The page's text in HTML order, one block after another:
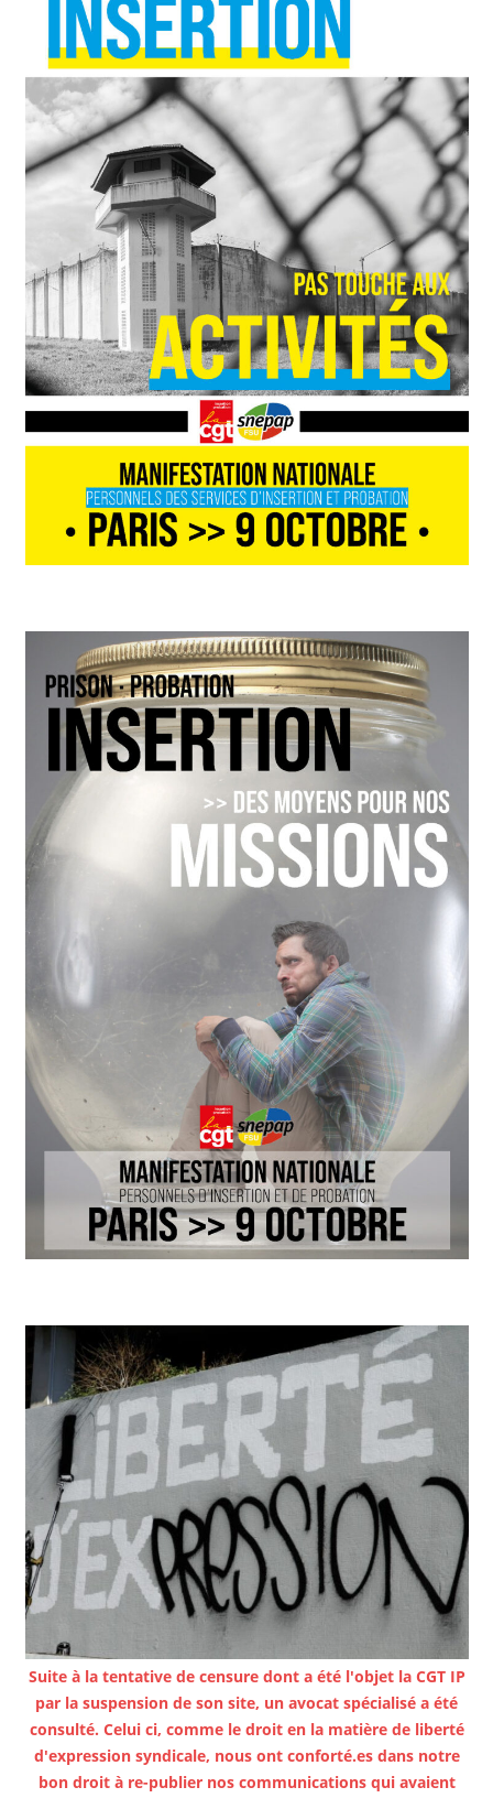
Suite à la tentative de censure dont a été l'objet la CGT IP
par la suspension de son site, un avocat spécialisé a été
consulté. Celui ci, comme le droit en la matière de liberté
d'expression syndicale, nous ont conforté.es dans notre
bon droit à re-publier nos communications qui avaient